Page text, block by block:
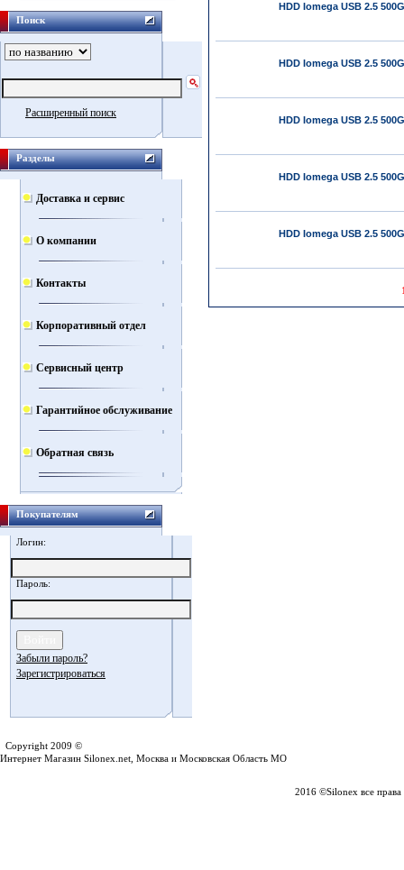
Поиск
Расширенный поиск
Разделы
Доставка и сервис
О компании
Контакты
Корпоративный отдел
Сервисный центр
Гарантийное обслуживание
Обратная связь
Покупателям
Логин:
Пароль:
Забыли пароль?
Зарегистрироваться
HDD Iomega USB 2.5
HDD Iomega USB 2.5
HDD Iomega USB 2.5
HDD Iomega USB 2.5
HDD Iomega USB 2.5
Copyright 2009 ©
Интернет Магазин Silonex.net, Москва и Московская Область МО
2016 ©Silonex все